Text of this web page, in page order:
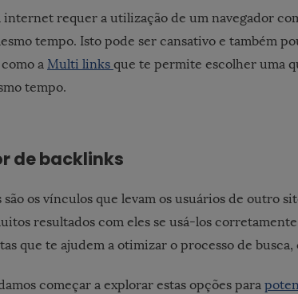
internet requer a utilização de um navegador
tempo. Isto pode ser cansativo e também
a Multi links que te permite escolher uma
tempo.
de backlinks
são os vínculos que levam os usuários de outro
resultados com eles se usá-los
que te ajudem a otimizar o processo de busca,
começar a explorar estas opções para